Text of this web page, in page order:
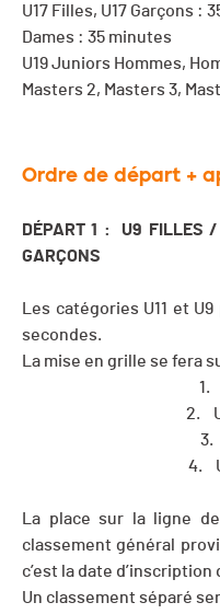
U17 Filles, U17 Garçons :
Dames : 35 minutes
U19 Juniors Hommes,
Masters 2, Masters 3,
Ordre de départ +
DÉPART 1 : U9 FILLES
GARÇONS
Les catégories U11 et
secondes.
La mise en grille se fera
1.
2.
3.
4.
La place sur la ligne
classement général
c’est la date
Un classement séparé